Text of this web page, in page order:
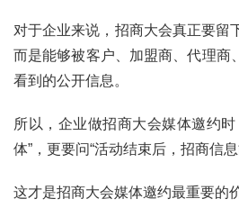
对于企业来说，招商大会真正要留
而是能够被客户、加盟商、代理商
看到的公开信息。
所以，企业做招商大会媒体邀约
体”，更要问“活动结束后，招商信
这才是招商大会媒体邀约最重要的